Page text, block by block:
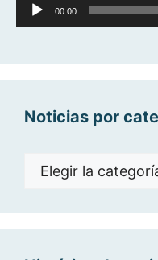
Reproductor
de
00:00
Noticias por
Noticias